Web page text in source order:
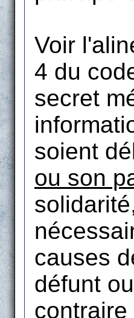
Voir
4 du
secret
soient
ou son
causes
défunt